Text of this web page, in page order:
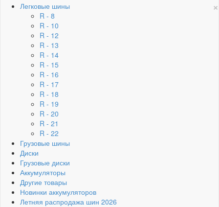
×
Легковые шины
R - 8
R - 10
R - 12
R - 13
R - 14
R - 15
R - 16
R - 17
R - 18
R - 19
R - 20
R - 21
R - 22
Грузовые шины
Диски
Грузовые диски
Аккумуляторы
Другие товары
Новинки аккумуляторов
Летняя распродажа шин 2026